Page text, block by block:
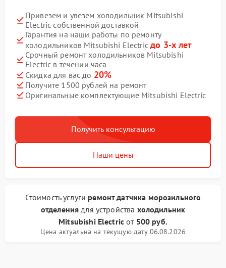
Привезем и увезем холодильник Mitsubishi
Electric собственной доставкой
Гарантия на наши работы по ремонту
холодильников Mitsubishi Electricдо 3-х лет
Срочный ремонт холодильников Mitsubishi
Electric в течении часа
Скидка для вас до 20%
Получите 1500 рублей на ремонт
Оригинальные комплектующие Mitsubishi Electric
Получить консультацию
Наши цены
Стоимость услуги ремонт датчика морозильного
отделения для устройства холодильник
Mitsubishi Electric от 500 руб.
Цена актуальна на текущую дату 06.08.2026